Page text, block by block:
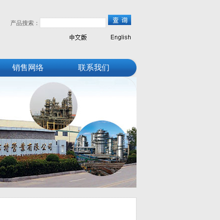
产品搜索：
销售网络 联系我们